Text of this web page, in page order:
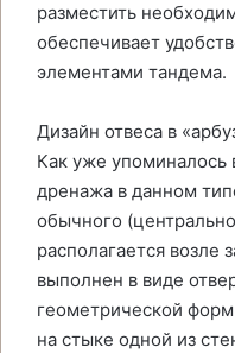
разместить
обеспечивает
элементами тандема.
Дизайн отвеса в
Как уже
дренажа в данном
обычного
располагается
выполнен в виде
геометрической
на стыке одной из